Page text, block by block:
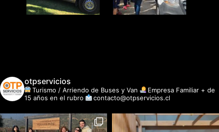
otpservicios
Turismo / Arriendo de Buses y Van
Empresa Familiar + de
15 años en el rubro
contacto@otpservicios.cl